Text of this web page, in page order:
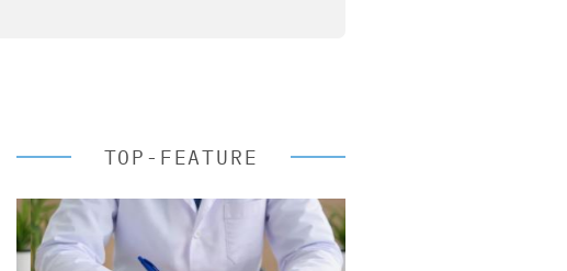
TOP-FEATURE